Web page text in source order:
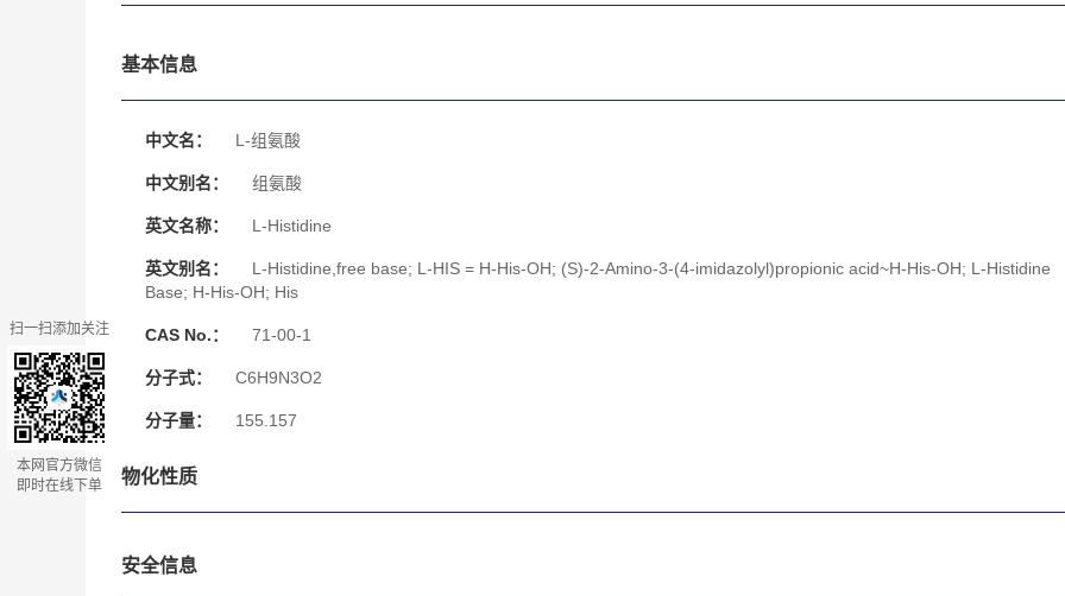
基本信息
中文名： L-组氨酸
中文别名： 组氨酸
英文名称： L-Histidine
英文别名：
L-Histidine,free base; L-HIS = H-His-OH; (S)-2-Amino-3-(4-imidazolyl)propionic acid~H-His-OH; L-Histidine
Base; H-His-OH; His
CAS No.： 71-00-1
分子式： C6H9N3O2
分子量： 155.157
物化性质
安全信息
扫一扫添加关注
本网官方微信
即时在线下单